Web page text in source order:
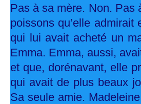
Pas à sa mère. Non. Pas
poissons qu’elle admirait
qui lui avait acheté un
Emma. Emma, aussi,
et que, dorénavant, elle
qui avait de plus beaux
Sa seule amie.